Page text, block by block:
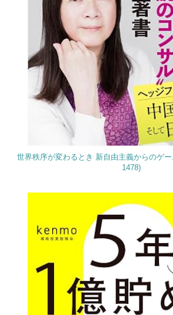
世界秩序が変わるとき 新自由主義からのゲ
1478)